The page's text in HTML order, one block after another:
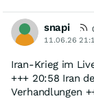
snapi
11.06.26
Iran-Krieg im
+++ 20:58 Iran
Verhandlungen